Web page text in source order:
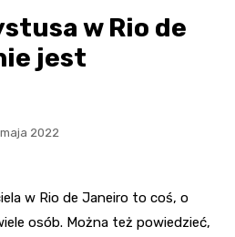
w Rio de
jest
2022
w Rio de Janeiro to coś, o
osób. Można też powiedzieć,